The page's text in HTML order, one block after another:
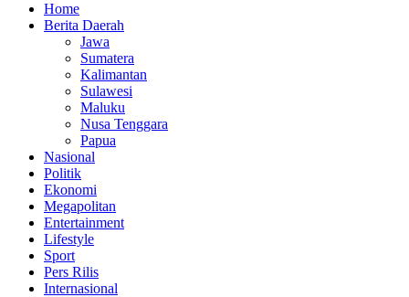
Home
Berita Daerah
Jawa
Sumatera
Kalimantan
Sulawesi
Maluku
Nusa Tenggara
Papua
Nasional
Politik
Ekonomi
Megapolitan
Entertainment
Lifestyle
Sport
Pers Rilis
Internasional